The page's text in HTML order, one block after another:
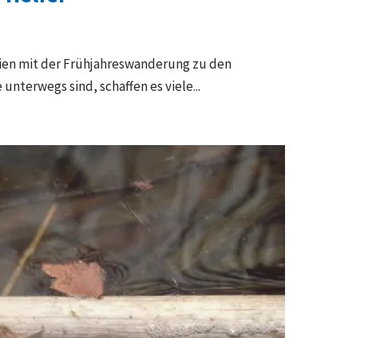
mit der Frühjahreswanderung zu den
sind, schaffen es viele...